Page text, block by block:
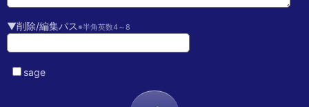
▼削除/編集パス※半角英数4～8
sage